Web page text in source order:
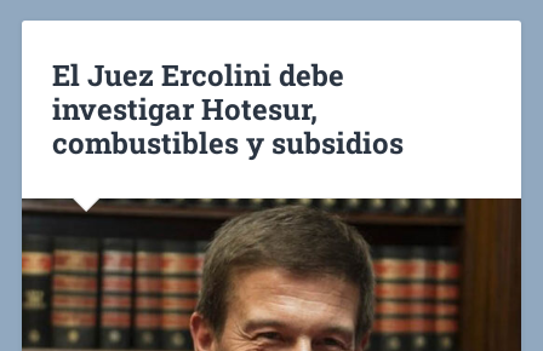
El Juez Ercolini debe
investigar Hotesur,
combustibles y subsidios